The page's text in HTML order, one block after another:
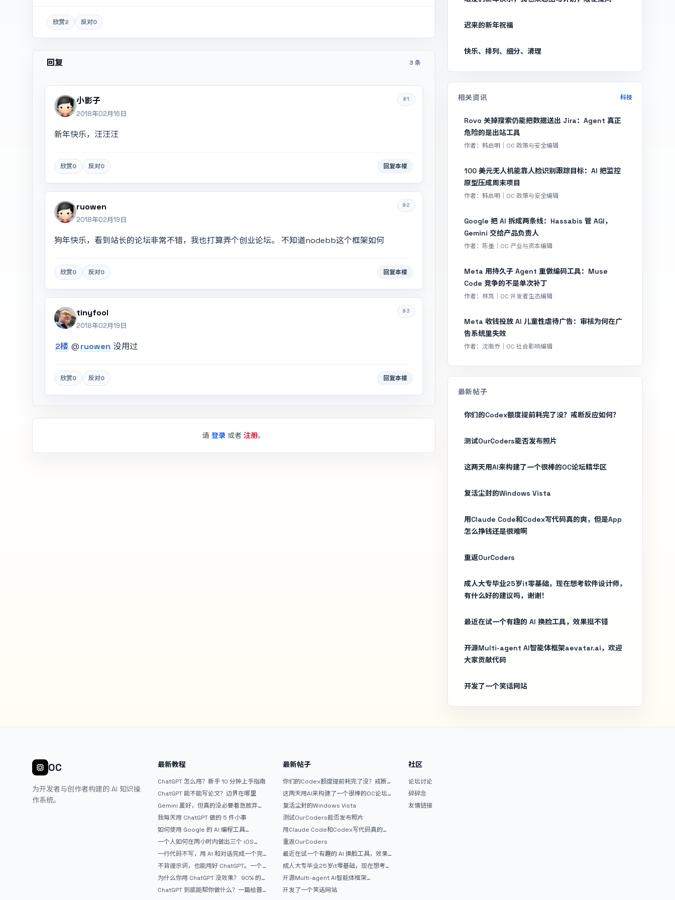
欣赏2 反对0
回复 3 条
#1
小影子
2018年02月16日
新年快乐，汪汪汪
欣赏0 反对0 回复本楼
#2
ruowen
2018年02月19日
狗年快乐，看到站长的论坛非常不错，我也打算弄个创业论坛。 不知道nodebb这个框架如何
欣赏0 反对0 回复本楼
#3
tinyfool
2018年02月19日
2楼 @ruowen 没用过
欣赏0 反对0 回复本楼
请登录 或者注册。
迟来的新年祝福
快乐、排列、细分、清理
相关资讯 科技
Rovo 关掉搜索仍能把数据送出 Jira：Agent 真正
危险的是出站工具
作者：韩启明｜OC 政策与安全编辑
100 美元无人机能靠人脸识别跟踪目标：AI 把监控
原型压成周末项目
作者：韩启明｜OC 政策与安全编辑
Google 把 AI 拆成两条线：Hassabis 管 AGI，
Gemini 交给产品负责人
作者：陈墨｜OC 产业与资本编辑
Meta 用持久子 Agent 重做编码工具：Muse
Code 竞争的不是单次补丁
作者：林岚｜OC 开发者生态编辑
Meta 收钱投放 AI 儿童性虐待广告：审核为何在广
告系统里失效
作者：沈南乔｜OC 社会影响编辑
最新帖子
你们的Codex额度提前耗完了没？戒断反应如何？
测试OurCoders能否发布照片
这两天用AI来构建了一个很棒的OC论坛精华区
复活尘封的Windows Vista
用Claude Code和Codex写代码真的爽，但是App
怎么挣钱还是很难啊
重返OurCoders
成人大专毕业25岁it零基础，现在想考软件设计师，
有什么好的建议吗，谢谢！
最近在试一个有趣的 AI 换脸工具，效果挺不错
开源Multi-agent AI智能体框架aevatar.ai，欢迎
大家贡献代码
开发了一个笑话网站
OC
为开发者与创作者构建的 AI 知识操
作系统。
最新教程
ChatGPT 怎么用？新手 10 分钟上手指南
ChatGPT 能不能写论文？边界在哪里
Gemini 虽好，但真的没必要着急放弃
ChatGPT
我每天用 ChatGPT 做的 5 件小事
如何使用 Google 的 AI 编程工具
AntiGravity：独立开发者的新时代武器
一个人如何在两小时内做出三个 iOS
APP？｜AntiGravity + Gemini 3 实战完
整记录
一行代码不写，用 AI 和对话完成一个完
整网站：《图书天堂》实战记录
不背提示词，也能用好 ChatGPT。一个
万能提问模板
为什么你用 ChatGPT 没效果？ 90% 的
人第一步就问错了
ChatGPT 到底能帮你做什么？一篇给普
最新帖子
你们的Codex额度提前耗完了没？戒断
反应如何？
这两天用AI来构建了一个很棒的OC论坛
精华区
复活尘封的Windows Vista
测试OurCoders能否发布照片
用Claude Code和Codex写代码真的
爽，但是App怎么挣钱还是很难啊
重返OurCoders
最近在试一个有趣的 AI 换脸工具，效果
挺不错
成人大专毕业25岁it零基础，现在想考软
件设计师，有什么好的建议吗，谢谢！
开源Multi-agent AI智能体框架
aevatar.ai，欢迎大家贡献代码
开发了一个笑话网站
社区
论坛讨论
碎碎念
友情链接